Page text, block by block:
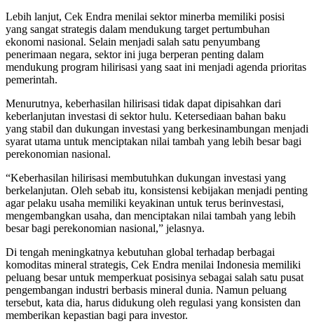
Lebih lanjut, Cek Endra menilai sektor minerba memiliki posisi
yang sangat strategis dalam mendukung target pertumbuhan
ekonomi nasional. Selain menjadi salah satu penyumbang
penerimaan negara, sektor ini juga berperan penting dalam
mendukung program hilirisasi yang saat ini menjadi agenda prioritas
pemerintah.
Menurutnya, keberhasilan hilirisasi tidak dapat dipisahkan dari
keberlanjutan investasi di sektor hulu. Ketersediaan bahan baku
yang stabil dan dukungan investasi yang berkesinambungan menjadi
syarat utama untuk menciptakan nilai tambah yang lebih besar bagi
perekonomian nasional.
“Keberhasilan hilirisasi membutuhkan dukungan investasi yang
berkelanjutan. Oleh sebab itu, konsistensi kebijakan menjadi penting
agar pelaku usaha memiliki keyakinan untuk terus berinvestasi,
mengembangkan usaha, dan menciptakan nilai tambah yang lebih
besar bagi perekonomian nasional,” jelasnya.
Di tengah meningkatnya kebutuhan global terhadap berbagai
komoditas mineral strategis, Cek Endra menilai Indonesia memiliki
peluang besar untuk memperkuat posisinya sebagai salah satu pusat
pengembangan industri berbasis mineral dunia. Namun peluang
tersebut, kata dia, harus didukung oleh regulasi yang konsisten dan
memberikan kepastian bagi para investor.